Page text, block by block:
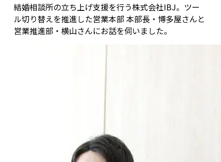
結婚相談所の立ち上げ支援を行う株式会社IBJ。ツー
ル切り替えを推進した営業本部 本部長・博多屋さんと
営業推進部・横山さんにお話を伺いました。